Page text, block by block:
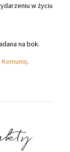
w życiu
na bok.
.